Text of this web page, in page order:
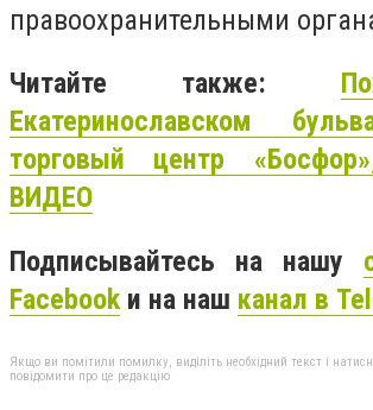
правоохранительными
Читайте также:
Екатеринославском
торговый центр
ВИДЕО
Подписывайтесь на нашу
Facebook и на наш канал в
Якщо ви помітили помилку, виділіть необхідний текст і
повідомити про це редакцію